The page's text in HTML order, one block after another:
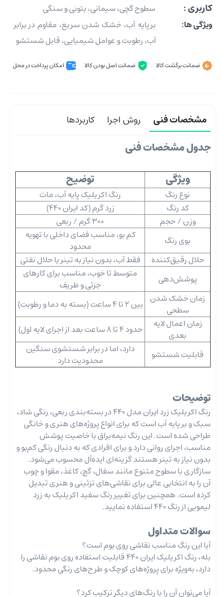
کاربری :
سطوح گچی، سیمانی، بتونی و سنگی
ویژگی ها:
برپایه آب، خشک شدن سریع، مقاوم در برابر
آب، رطوبت و عوامل شیمیایی، قابل شستشو
ضمانت برگشت کالا ضمانت اصل بودن کالا امکان پرداخت در محل
مشخصات فنی روش اجرا کاربردها
جدول مشخصات فنی
ویژگی
توضیح
نوع رنگ
رنگ اکریلیک پایه آب، مات
کد رنگ
زرد گرم (کد ایران 440)
وزن / حجم
300 گرم / ربعی
بوی رنگ
کم ‌بو، مناسب فضای داخلی با تهویه
محدود
حلال رقیق‌کننده
فقط آب، بدون نیاز به تینر یا حلال نفتی
پوشش‌دهی
متوسط تا خوب، مناسب برای کارهای
جزئی و ظریف
زمان خشک شدن
سطحی
بین 2 تا 4 ساعت (بسته به دما و رطوبت)
زمان اعمال لایه
بعدی
حدود 4 تا 8 ساعت بعد از اجرای لایه اول)
قابلیت شستشو
دارد، اما در برابر شستشوی سنگین
محدودیت دارد
توضیحات
رنگ اکریلیک زرد ایران مدل 440 در بسته‌بندی ربعی، رنگی شاد،
سبک و بر پایه آب است که برای انواع پروژه‌های هنری و خانگی
طراحی شده است. این رنگ نیمه‌براق با خاصیت پوشش
مناسب، اجرای روانی دارد و برای افرادی که به دنبال رنگی کم‌بو و
بدون نیاز به تینر هستند گزینه‌ای ایده‌آل محسوب می‌شود.
سازگاری با سطوح متنوع مانند سفال، گچ، کاغذ، مقوا و چوب
آن را به انتخابی عالی برای نقاشی‌های تزئینی و هنری تبدیل
کرده است. همچنین برای تغییر رنگ سفید اکریلیک به زرد
لیمویی از رنگ 440 استفاده نمایید.
سوالات متداول
آیا این رنگ مناسب نقاشی روی بوم است؟
بله، رنگ اکریلیک ایران 440 قابلیت استفاده روی بوم نقاشی را
دارد، به‌ویژه برای پروژه‌های کوچک و طرح‌های رنگی محدود.
آیا می‌توان آن را با رنگ‌های دیگر ترکیب کرد؟